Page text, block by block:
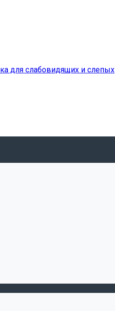
для слабовидящих и слепых